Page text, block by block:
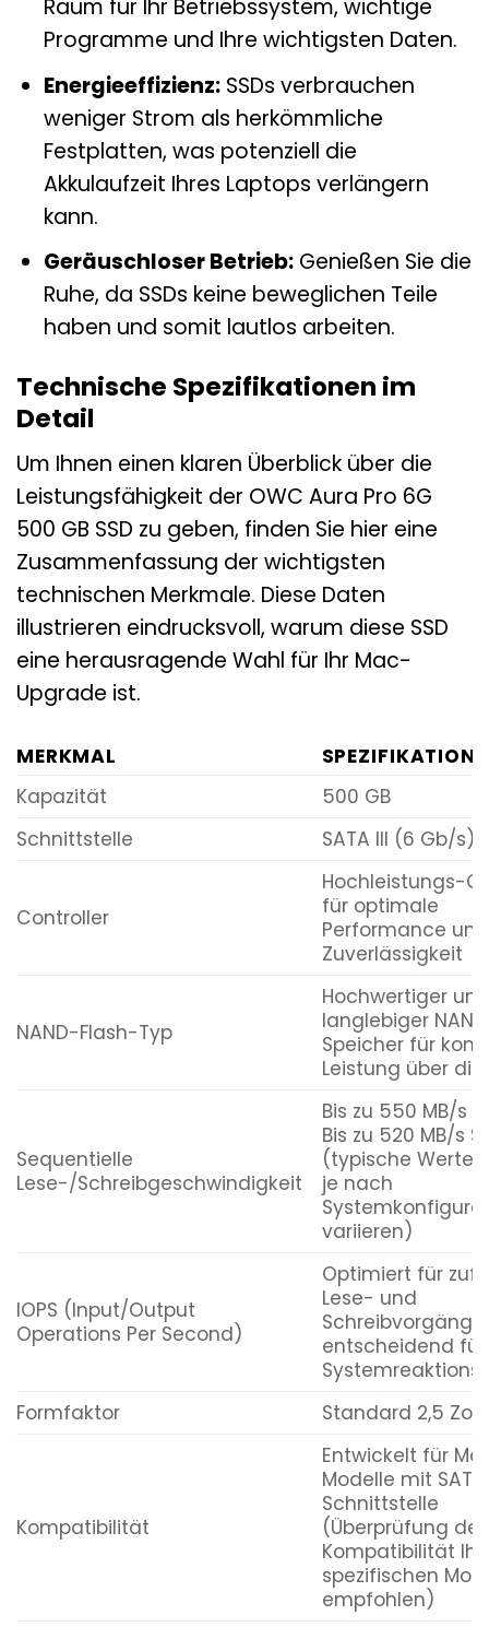
Raum für Ihr Betriebssystem, wichtige
Programme und Ihre wichtigsten Daten.
Energieeffizienz:SSDs verbrauchen
weniger Strom als herkömmliche
Festplatten, was potenziell die
Akkulaufzeit Ihres Laptops verlängern
kann.
Geräuschloser Betrieb:Genießen Sie die
Ruhe, da SSDs keine beweglichen Teile
haben und somit lautlos arbeiten.
Technische Spezifikationen im
Detail
Um Ihnen einen klaren Überblick über die
Leistungsfähigkeit der OWC Aura Pro 6G
500 GB SSD zu geben, finden Sie hier eine
Zusammenfassung der wichtigsten
technischen Merkmale. Diese Daten
illustrieren eindrucksvoll, warum diese SSD
eine herausragende Wahl für Ihr Mac-
Upgrade ist.
MERKMAL
SPEZIFIKATION
Kapazität
500 GB
Schnittstelle
SATA III (6 Gb/s)
Controller
Hochleistungs-
für optimale
Performance und
Zuverlässigkeit
NAND-Flash-Typ
Hochwertiger und
langlebiger
Speicher für
Leistung über die
Sequentielle
Lese-/Schreibgeschwindigkeit
Bis zu 550 MB/s
Bis zu 520 MB/s
(typische Werte,
je nach
variieren)
IOPS (Input/Output
Operations Per Second)
Optimiert für
Lese- und
Schreibvorgänge,
entscheidend
Formfaktor
Standard 2,5 Zoll
Kompatibilität
Entwickelt für
Modelle mit
Schnittstelle
(Überprüfung der
Kompatibilität
spezifischen
empfohlen)